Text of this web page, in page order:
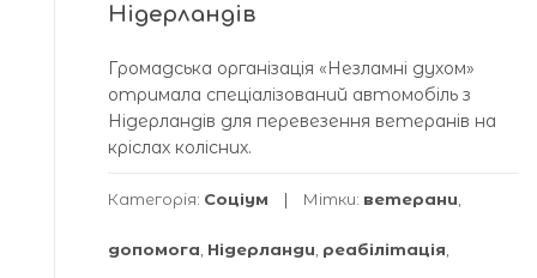
Нідерландів
Громадська організація «Незламні духом»
отримала спеціалізований автомобіль з
Нідерландів для перевезення ветеранів на
кріслах колісних.
Категорія: Соціум Мітки: ветерани
допомога Нідерланди реабілітація